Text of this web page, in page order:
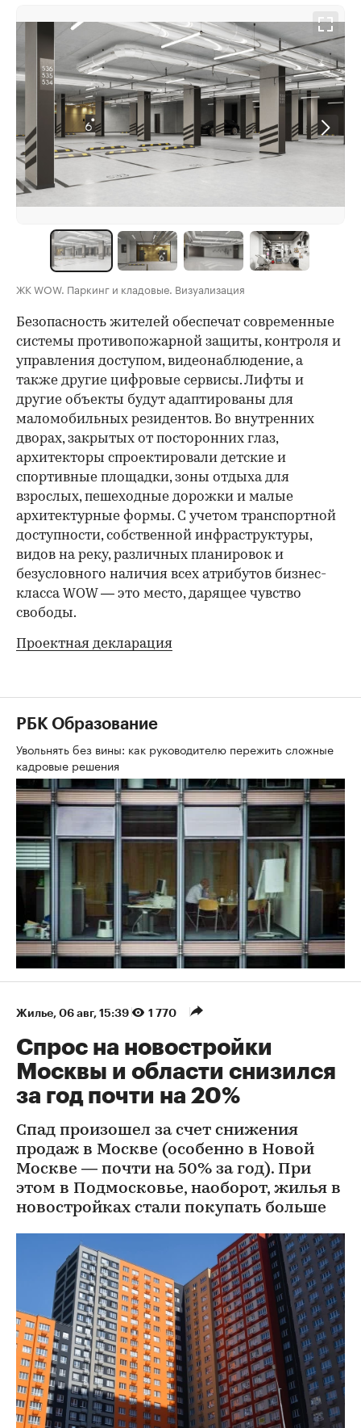
ЖК WOW. Паркинг и кладовые. Визуализация
Безопасность жителей обеспечат современные
системы противопожарной защиты, контроля и
управления доступом, видеонаблюдение, а
также другие цифровые сервисы. Лифты и
другие объекты будут адаптированы для
маломобильных резидентов. Во внутренних
дворах, закрытых от посторонних глаз,
архитекторы спроектировали детские и
спортивные площадки, зоны отдыха для
взрослых, пешеходные дорожки и малые
архитектурные формы. С учетом транспортной
доступности, собственной инфраструктуры,
видов на реку, различных планировок и
безусловного наличия всех атрибутов бизнес-
класса WOW — это место, дарящее чувство
свободы.
Проектная декларация
РБК Образование
Увольнять без вины: как руководителю пережить сложные
кадровые решения
Жилье 06 авг, 15:39 1 770
Спрос на новостройки
Москвы и области снизился
за год почти на 20%
Спад произошел за счет снижения
продаж в Москве (особенно в Новой
Москве — почти на 50% за год). При
этом в Подмосковье, наоборот, жилья в
новостройках стали покупать больше